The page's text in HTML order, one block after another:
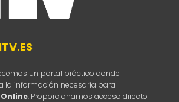
un portal práctico donde
la información necesaria para
. Proporcionamos acceso directo